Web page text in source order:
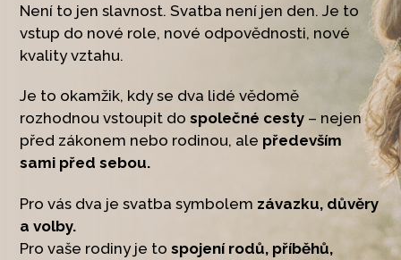
Není to jen slavnost. Svatba není jen den. Je to
vstup do nové role, nové odpovědnosti, nové
kvality vztahu.
Je to okamžik, kdy se dva lidé vědomě
rozhodnou vstoupit dospolečné cesty – nejen
před zákonem nebo rodinou, ale především
sami před sebou.
Pro vás dva je svatba symbolem závazku, důvěry
a volby.
Pro vaše rodiny je tospojení rodů, příběhů,